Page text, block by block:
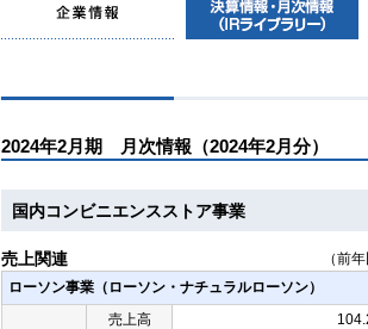
2024年2月期 月次情報（2024年2月分）
国内コンビニエンスストア事業
売上関連
（前
ローソン事業（ローソン・ナチュラルローソン）
売上高